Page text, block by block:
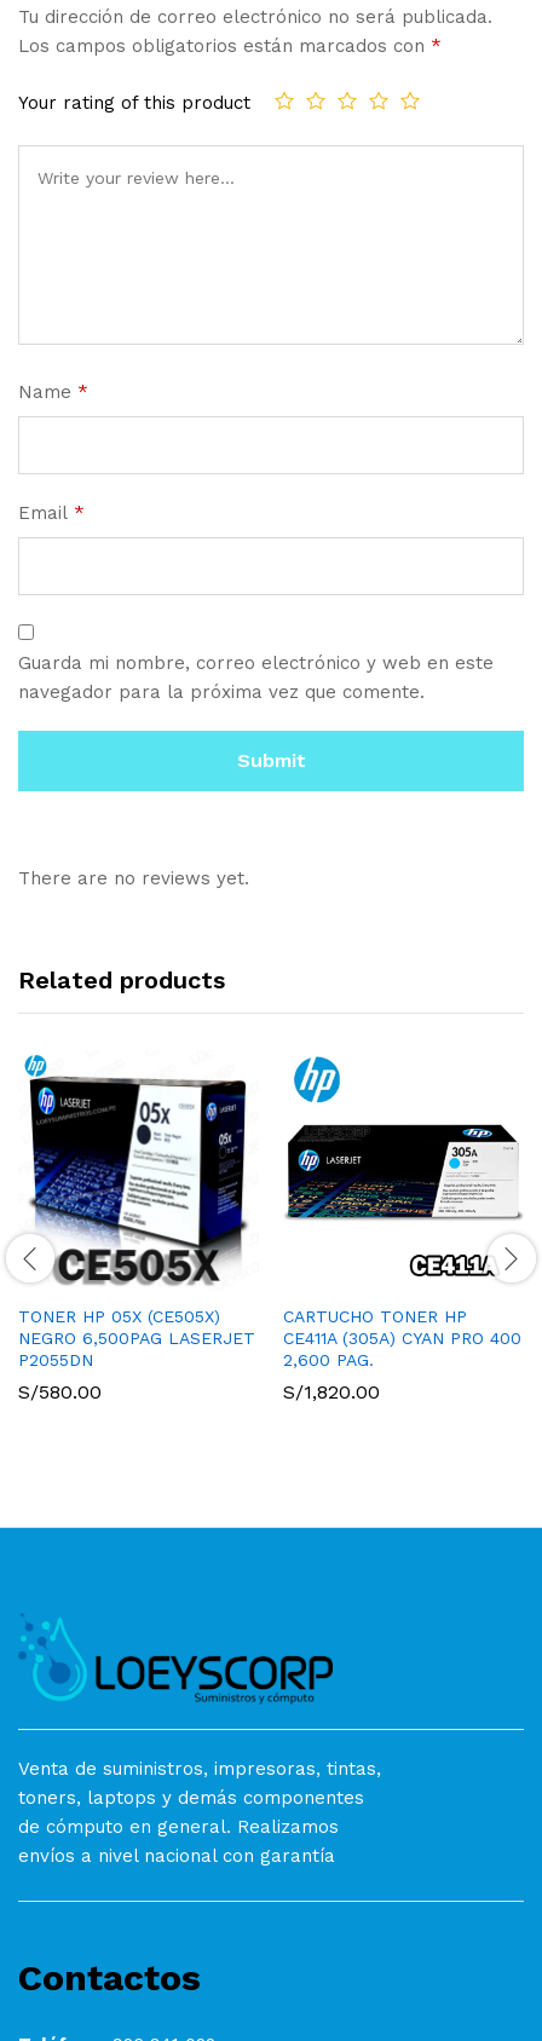
Tu dirección de correo electrónico no será publicada.
Los campos obligatorios están marcados con *
Your rating of this product
Name *
Email *
Guarda mi nombre, correo electrónico y web en este
navegador para la próxima vez que comente.
There are no reviews yet.
Related products
TONER HP 05X (CE505X)
NEGRO 6,500PAG LASERJET
P2055DN
S/580.00
CARTUCHO TONER HP
CE411A (305A) CYAN PRO 400
2,600 PAG.
S/1,820.00
Venta de suministros, impresoras, tintas,
toners, laptops y demás componentes
de cómputo en general. Realizamos
envíos a nivel nacional con garantía
Contactos